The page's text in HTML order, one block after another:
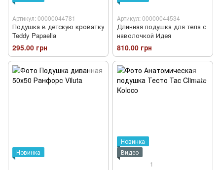
Артикул: 00000044781
Подушка в детскую кроватку
Teddy Papaella
295.00 грн
Артикул: 00000044534
Длинная подушка для тела с
наволочкой Идея
810.00 грн
Новинка
Новинка
Видео
1